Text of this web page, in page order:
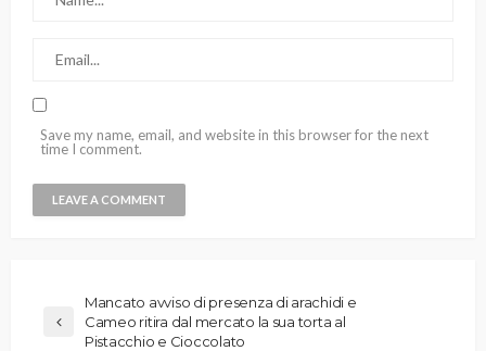
Save my name, email, and website in this browser for the next
time I comment.
Mancato avviso di presenza di arachidi e
Cameo ritira dal mercato la sua torta al
Pistacchio e Cioccolato